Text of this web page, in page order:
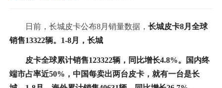
日前，长城皮卡公布8月销量数据，长城皮卡8月全球
销售13322辆。1-8月，长城
皮卡全球累计销售123322辆，同比增长4.8%。国内终
端市占率近50%，中国每卖出两台皮卡，就有一台是长